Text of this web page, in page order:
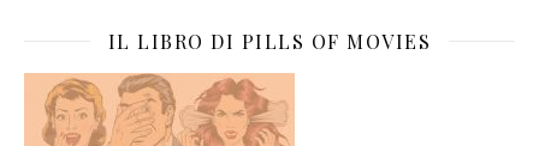
IL LIBRO DI PILLS OF MOVIES